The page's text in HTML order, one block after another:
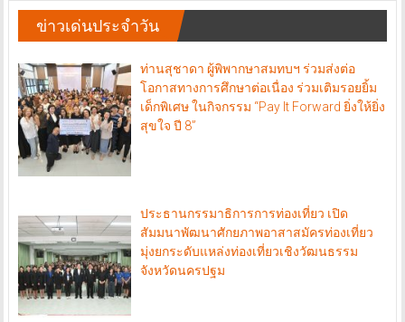
ข่าวเด่นประจำวัน
ท่านสุชาดา ผู้พิพากษาสมทบฯ ร่วมส่งต่อ
โอกาสทางการศึกษาต่อเนื่อง ร่วมเติมรอยยิ้ม
เด็กพิเศษ ในกิจกรรม “Pay It Forward ยิ่งให้ยิ่ง
สุขใจ ปี 8”
ประธานกรรมาธิการการท่องเที่ยว เปิด
สัมมนาพัฒนาศักยภาพอาสาสมัครท่องเที่ยว
มุ่งยกระดับแหล่งท่องเที่ยวเชิงวัฒนธรรม
จังหวัดนครปฐม